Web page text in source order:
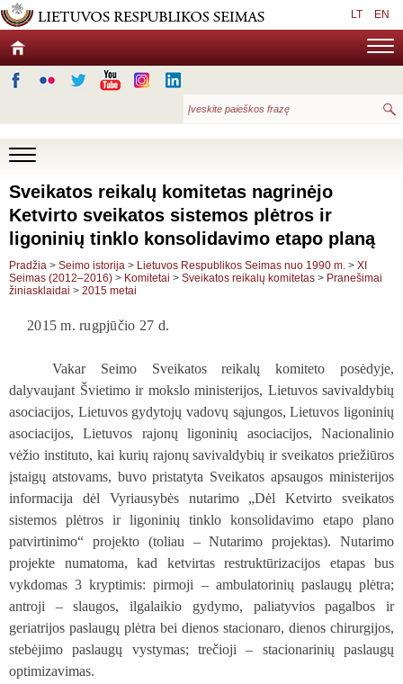
LT EN
Sveikatos reikalų komitetas nagrinėjo
Ketvirto sveikatos sistemos plėtros ir
ligoninių tinklo konsolidavimo etapo planą
Pradžia > Seimo istorija > Lietuvos Respublikos Seimas nuo 1990 m. > XI
Seimas (2012–2016) > Komitetai > Sveikatos reikalų komitetas > Pranešimai
žiniasklaidai > 2015 metai
2015 m. rugpjūčio 27 d.
Vakar Seimo Sveikatos reikalų komiteto posėdyje,
dalyvaujant Švietimo ir mokslo ministerijos, Lietuvos savivaldybių
asociacijos, Lietuvos gydytojų vadovų sąjungos, Lietuvos ligoninių
asociacijos, Lietuvos rajonų ligoninių asociacijos, Nacionalinio
vėžio instituto, kai kurių rajonų savivaldybių ir sveikatos priežiūros
įstaigų atstovams, buvo pristatyta Sveikatos apsaugos ministerijos
informacija dėl Vyriausybės nutarimo „Dėl Ketvirto sveikatos
sistemos plėtros ir ligoninių tinklo konsolidavimo etapo plano
patvirtinimo“ projekto (toliau – Nutarimo projektas). Nutarimo
projekte numatoma, kad ketvirtas restruktūrizacijos etapas bus
vykdomas 3 kryptimis: pirmoji – ambulatorinių paslaugų plėtra;
antroji – slaugos, ilgalaikio gydymo, paliatyvios pagalbos ir
geriatrijos paslaugų plėtra bei dienos stacionaro, dienos chirurgijos,
stebėjimo paslaugų vystymas; trečioji – stacionarinių paslaugų
optimizavimas.